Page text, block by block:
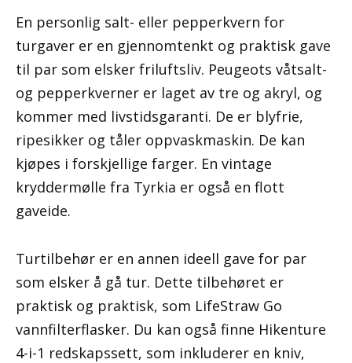
En personlig salt- eller pepperkvern for
turgaver er en gjennomtenkt og praktisk gave
til par som elsker friluftsliv. Peugeots våtsalt-
og pepperkverner er laget av tre og akryl, og
kommer med livstidsgaranti. De er blyfrie,
ripesikker og tåler oppvaskmaskin. De kan
kjøpes i forskjellige farger. En vintage
kryddermølle fra Tyrkia er også en flott
gaveide.
Turtilbehør er en annen ideell gave for par
som elsker å gå tur. Dette tilbehøret er
praktisk og praktisk, som LifeStraw Go
vannfilterflasker. Du kan også finne Hikenture
4-i-1 redskapssett, som inkluderer en kniv,